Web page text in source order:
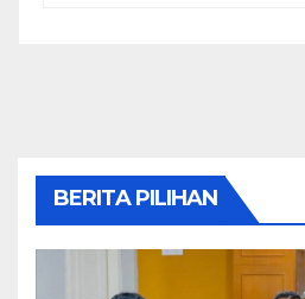
BERITA PILIHAN